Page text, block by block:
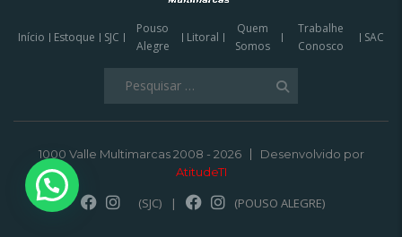
Início Estoque SJC
Pouso
Alegre
Litoral
Quem
Somos
Trabalhe
Conosco
SAC
1000 Valle Multimarcas 2008 - 2026
Desenvolvido por
AtitudeTI
(SJC) | (POUSO ALEGRE)